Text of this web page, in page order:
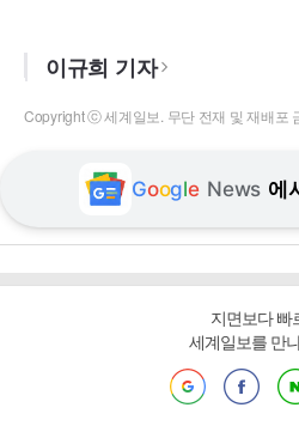
이규희 기자
Copyright ⓒ 세계일보. 무단 전재 및 재배포
Google News 에
지면보다 빠
세계일보를 만